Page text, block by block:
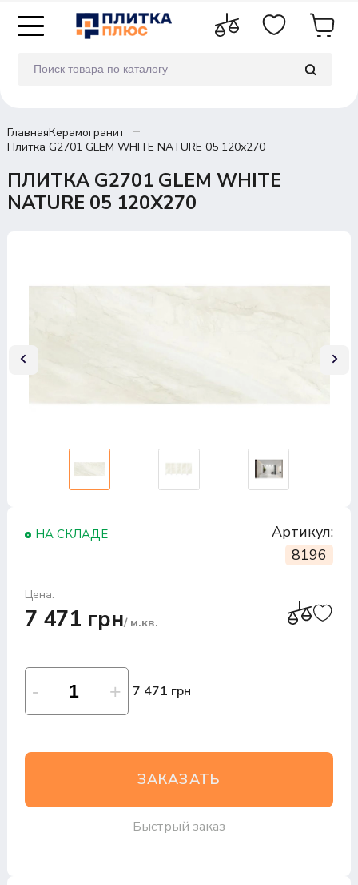
ГлавнаяКерамогранит
Плитка G2701 GLEM WHITE NATURE 05 120x270
ПЛИТКА G2701 GLEM WHITE
NATURE 05 120X270
НА СКЛАДЕ
Артикул:
8196
Цена:
7 471 грн/ м.кв.
7 471 грн
ЗАКАЗАТЬ
Быстрый заказ